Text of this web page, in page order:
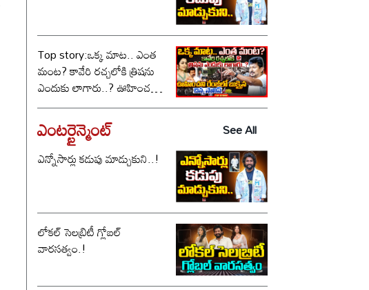
Top story:ఒక్క మాట.. ఎంత
మంట? కావేరి రచ్చలోకి త్రిషను
ఎందుకు లాగారు..? ఊహించని
రేంజ్ లో బుక్కైన చిన్న స్టాలిన్..!
ఎంటర్టైన్మెంట్
See All
ఎన్నోసార్లు కడుపు మాడ్చుకుని..!
లోకల్ సెలబ్రిటీ గ్లోబల్
వారసత్వం.!